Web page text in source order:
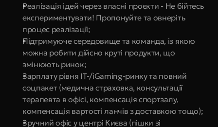
Реалізація ідей через власні проєкти - Не бійтесь
експериментувати! Пропонуйте та овнеріть
процес реалізації;
Підтримуюче середовище та команда, із якою
можна робити дійсно круті продукти, що
змінюють ринок;
Зарплату рівня IT-/iGaming-ринку та повний
соцпакет (медична страховка, консультації
терапевта в офісі, компенсація спортзалу,
компенсація вартості ланчів з доставкою тощо);
Зручний офіс у центрі Києва (пішки зі